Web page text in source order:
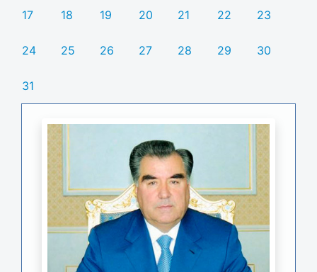
17 18 19 20 21 22 23
24 25 26 27 28 29 30
31